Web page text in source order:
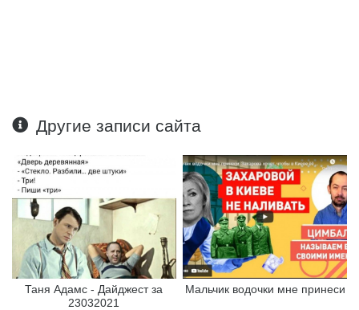
Другие записи сайта
Таня Адамс - Дайджест за
23032021
Мальчик водочки мне принеси